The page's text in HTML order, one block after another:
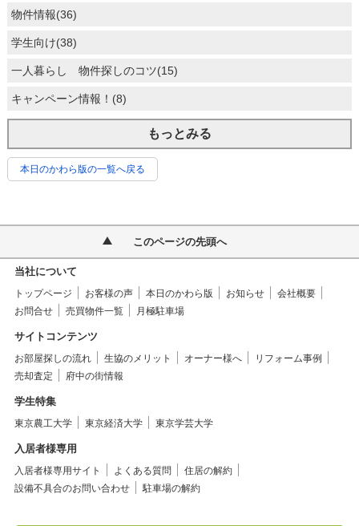
物件情報(36)
学生向け(38)
一人暮らし 物件探しのコツ(15)
キャンペーン情報！(8)
もっとみる
本日のかわら版の一覧へ戻る
このページの先頭へ
当社について
トップページ お客様の声 本日のかわら版 お知らせ
会社概要
お問合せ
売買物件一覧 月極駐車場
サイトコンテンツ
お部屋探しの流れ 生協のメリット オーナー様へ
リフォーム事例
売却査定
府中の街情報
学生特集
東京農工大学 東京経済大学 東京学芸大学
入居者様専用
入居者様専用サイト よくある質問
住居の解約
設備不具合のお問い合わせ
駐車場の解約